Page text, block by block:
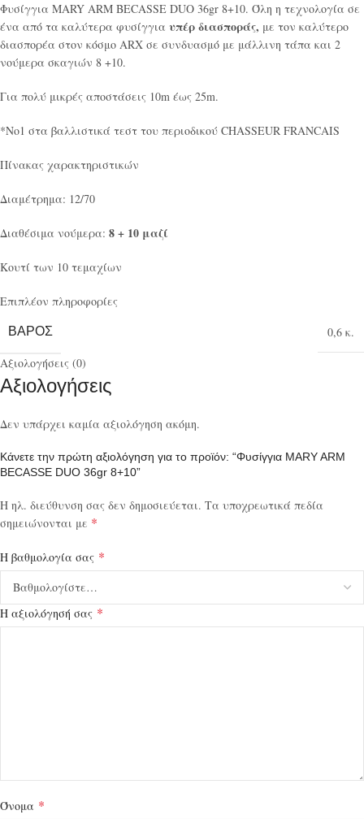
Φυσίγγια MARY ARM BECASSE DUO 36gr 8+10. Όλη η τεχνολογία σε
ένα από τα καλύτερα φυσίγγια υπέρ διασποράς, με τον καλύτερο
διασπορέα στον κόσμο ARX σε συνδυασμό με μάλλινη τάπα και 2
νούμερα σκαγιών 8 +10.
Για πολύ μικρές αποστάσεις 10m έως 25m.
*Νο1 στα βαλλιστικά τεστ του περιοδικού CHASSEUR FRANCAIS
Πίνακας χαρακτηριστικών
Διαμέτρημα: 12/70
Διαθέσιμα νούμερα: 8 + 10 μαζί
Κουτί των 10 τεμαχίων
Επιπλέον πληροφορίες
ΒΆΡΟΣ
0,6 κ.
Αξιολογήσεις (0)
Αξιολογήσεις
Δεν υπάρχει καμία αξιολόγηση ακόμη.
Κάνετε την πρώτη αξιολόγηση για το προϊόν: “Φυσίγγια MARY ARM
BECASSE DUO 36gr 8+10”
Η ηλ. διεύθυνση σας δεν δημοσιεύεται. Τα υποχρεωτικά πεδία
σημειώνονται με *
Η βαθμολογία σας *
Η αξιολόγησή σας *
Όνομα *